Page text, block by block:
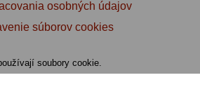
osobných údajov
súborov cookies
soubory cookie.